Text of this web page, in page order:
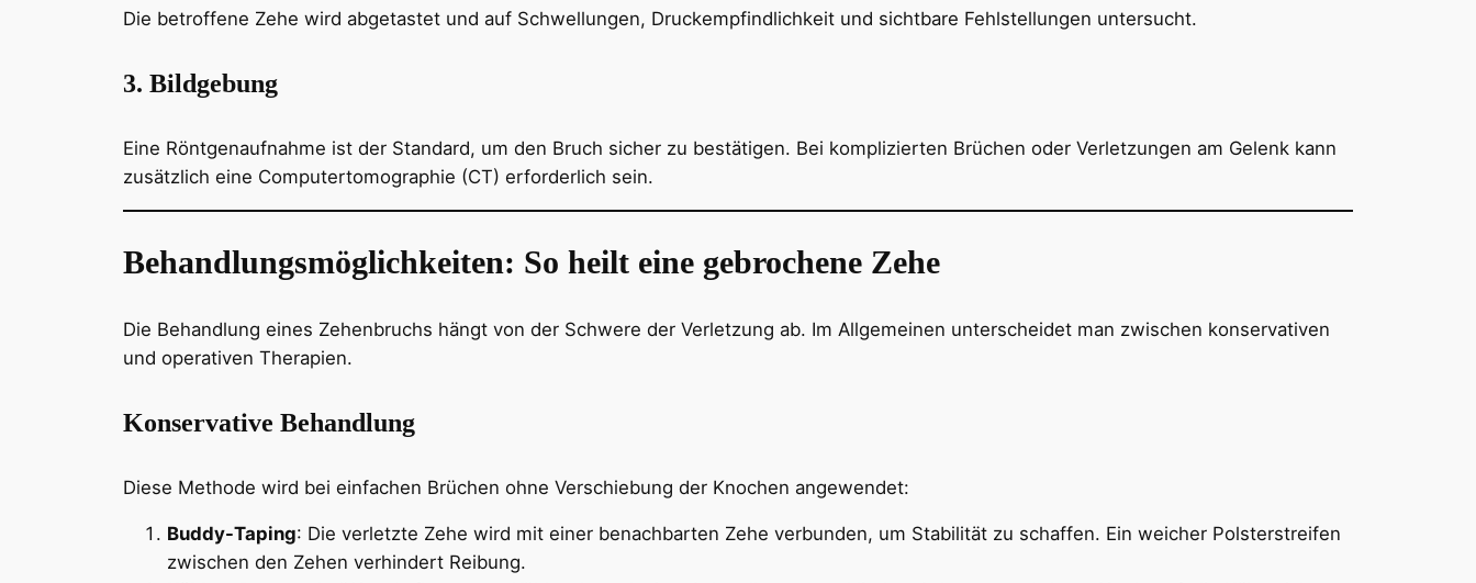
Die betroffene Zehe wird abgetastet und auf Schwellungen, Druckempfindlichkeit und sichtbare Fehlstellungen untersucht.
3. Bildgebung
Eine Röntgenaufnahme ist der Standard, um den Bruch sicher zu bestätigen. Bei komplizierten Brüchen oder Verletzungen am Gelenk kann
zusätzlich eine Computertomographie (CT) erforderlich sein.
Behandlungsmöglichkeiten: So heilt eine gebrochene Zehe
Die Behandlung eines Zehenbruchs hängt von der Schwere der Verletzung ab. Im Allgemeinen unterscheidet man zwischen konservativen
und operativen Therapien.
Konservative Behandlung
Diese Methode wird bei einfachen Brüchen ohne Verschiebung der Knochen angewendet:
Buddy-Taping: Die verletzte Zehe wird mit einer benachbarten Zehe verbunden, um Stabilität zu schaffen. Ein weicher Polsterstreifen
zwischen den Zehen verhindert Reibung.